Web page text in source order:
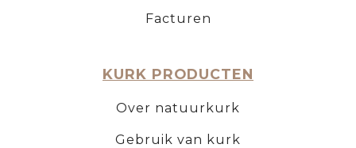
Facturen
KURK PRODUCTEN
Over natuurkurk
Gebruik van kurk